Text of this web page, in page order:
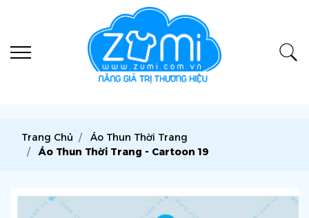
Trang Chủ
Áo Thun Thời Trang
Áo Thun Thời Trang - Cartoon 19